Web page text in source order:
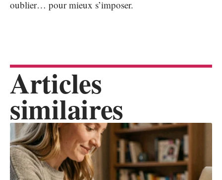
oublier… pour mieux s’imposer.
Articles
similaires